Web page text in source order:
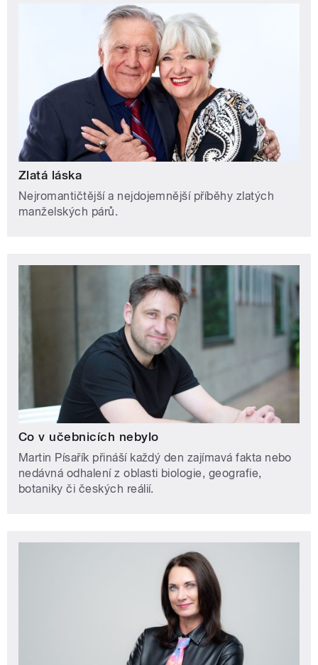
Zlatá láska
Nejromantičtější a nejdojemnější příběhy zlatých
manželských párů.
Co v učebnicích nebylo
Martin Písařík přináší každý den zajímavá fakta nebo
nedávná odhalení z oblasti biologie, geografie,
botaniky či českých reálií.